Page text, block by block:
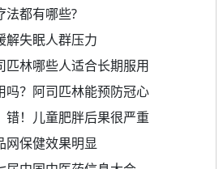
法都有哪些?
解失眠人群压力
匹林哪些人适合长期服用
吗？阿司匹林能预防冠心
错！儿童肥胖后果很严重
网保健效果明显